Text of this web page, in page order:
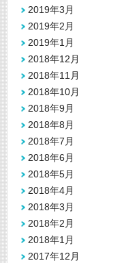
2019年3月
2019年2月
2019年1月
2018年12月
2018年11月
2018年10月
2018年9月
2018年8月
2018年7月
2018年6月
2018年5月
2018年4月
2018年3月
2018年2月
2018年1月
2017年12月